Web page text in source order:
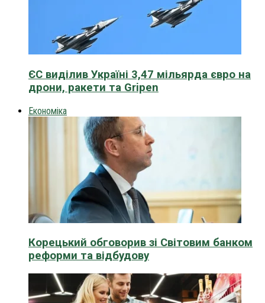
ЄС виділив Україні 3,47 мільярда євро на
дрони, ракети та Gripen
Економіка
Корецький обговорив зі Світовим банком
реформи та відбудову